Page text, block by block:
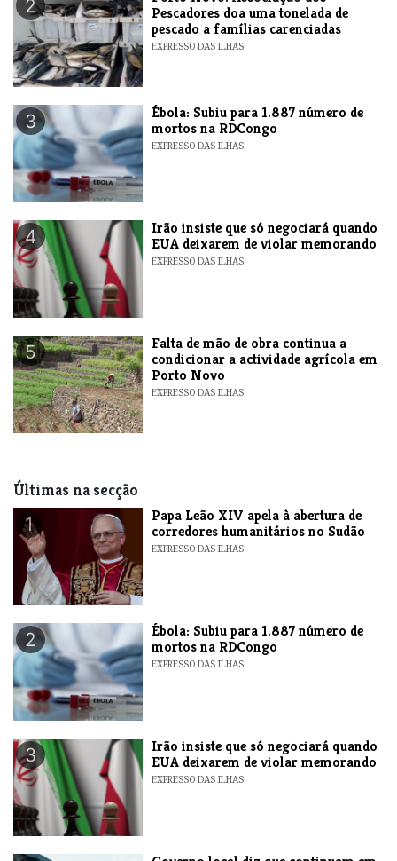
2
Pescadores doa uma tonelada de
pescado a famílias carenciadas
EXPRESSO DAS ILHAS
3
​Ébola: Subiu para 1.887 número de
mortos na RDCongo
EXPRESSO DAS ILHAS
4
​Irão insiste que só negociará quando
EUA deixarem de violar memorando
EXPRESSO DAS ILHAS
5
Falta de mão de obra continua a
condicionar a actividade agrícola em
Porto Novo
EXPRESSO DAS ILHAS
Últimas na secção
1
​Papa Leão XIV apela à abertura de
corredores humanitários no Sudão
EXPRESSO DAS ILHAS
2
​Ébola: Subiu para 1.887 número de
mortos na RDCongo
EXPRESSO DAS ILHAS
3
​Irão insiste que só negociará quando
EUA deixarem de violar memorando
EXPRESSO DAS ILHAS